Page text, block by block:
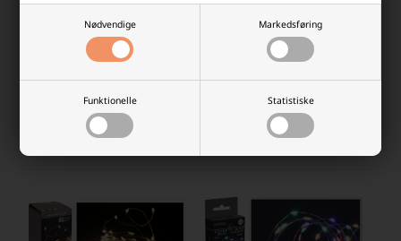
Nødvendige Markedsføring
Funktionelle Statistiske
LED, Varm Hvid - Kan forlænges
Laveste stykpris: 137,50 DKK
159,00 DKK
Ikke på lager
+
(2m)
Laveste stykpris: 16,50 DKK
mandag
+